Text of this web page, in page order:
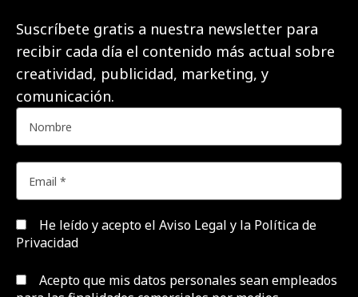
Suscríbete gratis a nuestra newsletter para
recibir cada día el contenido más actual sobre
creatividad, publicidad, marketing, y
comunicación.
He leído y acepto el Aviso Legal y la Política de
Privacidad
Acepto que mis datos personales sean empleados